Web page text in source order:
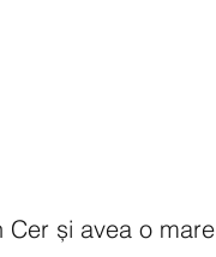
și avea o mare